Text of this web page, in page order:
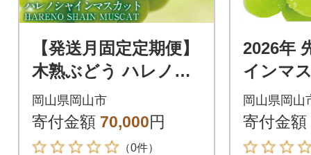
【発送月固定定期便】
木熟ぶどう ハレノシ
ャイン シャインマス
カット晴王 2房 約1.2k
g全2回
岡山県岡山市
寄付金額 70,000円
（0件）
2026年
インマ
1房 約
9月～10
岡山県岡山
寄付金額